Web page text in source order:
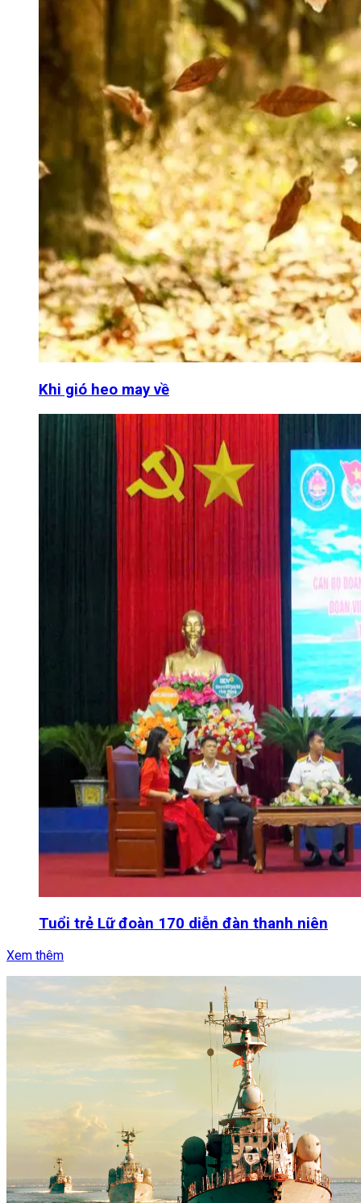
Khi gió heo may về
Tuổi trẻ Lữ đoàn 170 diễn đàn thanh niên
Xem thêm